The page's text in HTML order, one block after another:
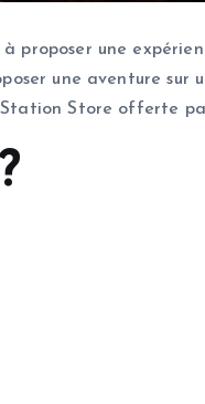
proposer une
une aventure sur
Store offerte